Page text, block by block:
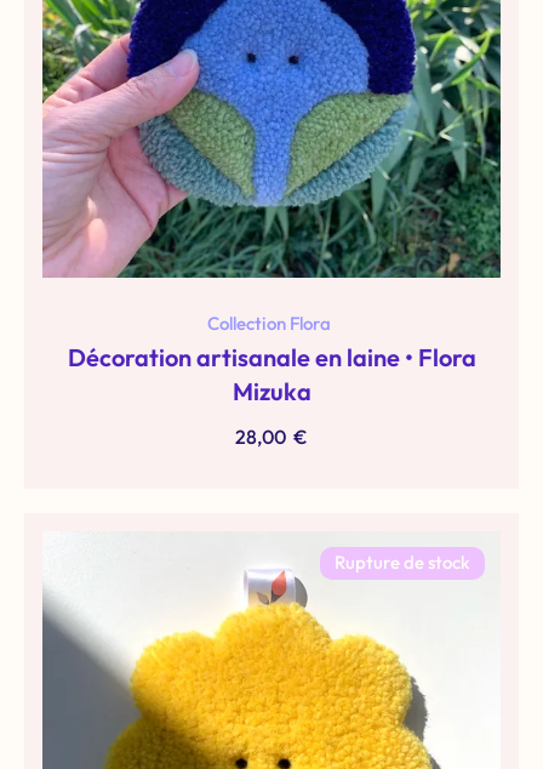
Collection Flora
Décoration artisanale en laine • Flora
Mizuka
28,00€
Rupture de stock